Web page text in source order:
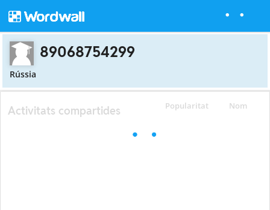
89068754299
Rússia
Popularitat Nom
Activitats compartides